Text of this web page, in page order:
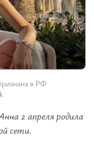
в РФ
2 апреля родила
сети.